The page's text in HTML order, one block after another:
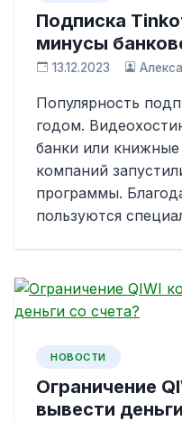
Подписка
минусы
13.12.2023
Популярность
годом.
банки или
компаний
программы.
пользуются
НОВОСТИ
Ограничение
вывести